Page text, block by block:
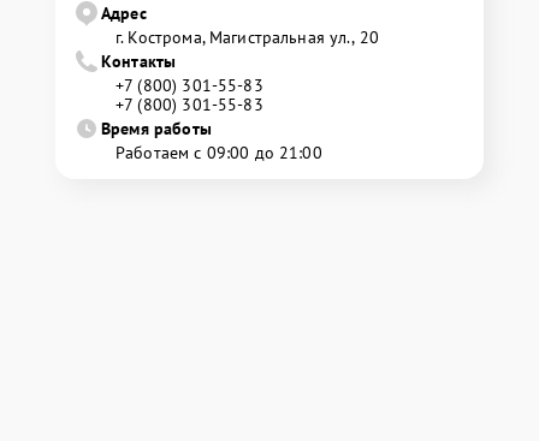
Адрес
г. Кострома, Магистральная ул., 20
Контакты
+7 (800) 301-55-83
+7 (800) 301-55-83
Время работы
Работаем с 09:00 до 21:00